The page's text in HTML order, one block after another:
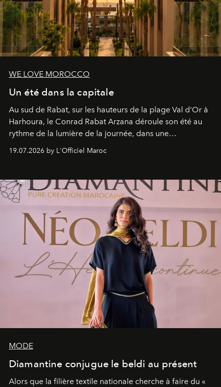
WE LOVE MOROCCO
Un été dans la capitale
Au sud de Rabat, sur les hauteurs de la plage Val d'Or à
Harhoura, le Conrad Rabat Arzana déroule son été au
rythme de la lumière de la journée, dans une
rendez-vous avec l’océan.
19.07.2026 by L'Officiel Maroc
MODE
Diamantine conjugue le beldi au présent
Alors que la filière textile nationale cherche à faire du «